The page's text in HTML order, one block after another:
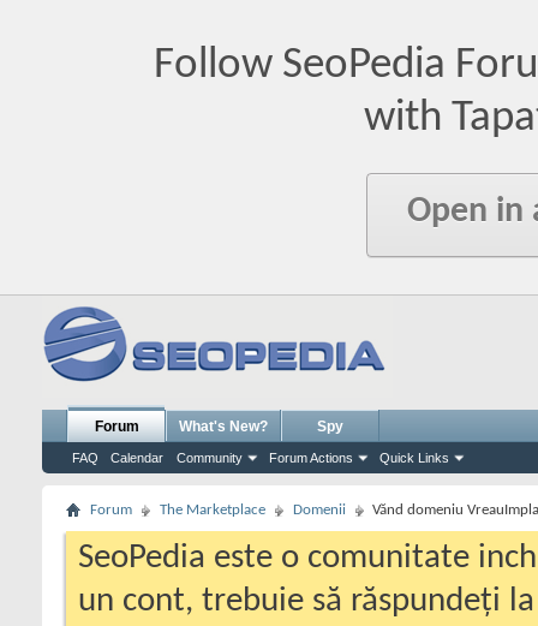
Follow SeoPedia
with
Open in
Forum
FAQ Calendar Community Forum Actions Quick Links
What's New? Spy
Forum The Marketplace Domenii Vănd domeniu
SeoPedia este o comunitate
un cont, trebuie să răspundeți